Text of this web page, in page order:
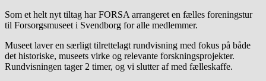
Som et helt nyt tiltag har FORSA arrangeret en fælles foreningstur
til Forsorgsmuseet i Svendborg for alle medlemmer.
Museet laver en særligt tilrettelagt rundvisning med fokus på både
det historiske, museets virke og relevante forskningsprojekter.
Rundvisningen tager 2 timer, og vi slutter af med fælleskaffe.